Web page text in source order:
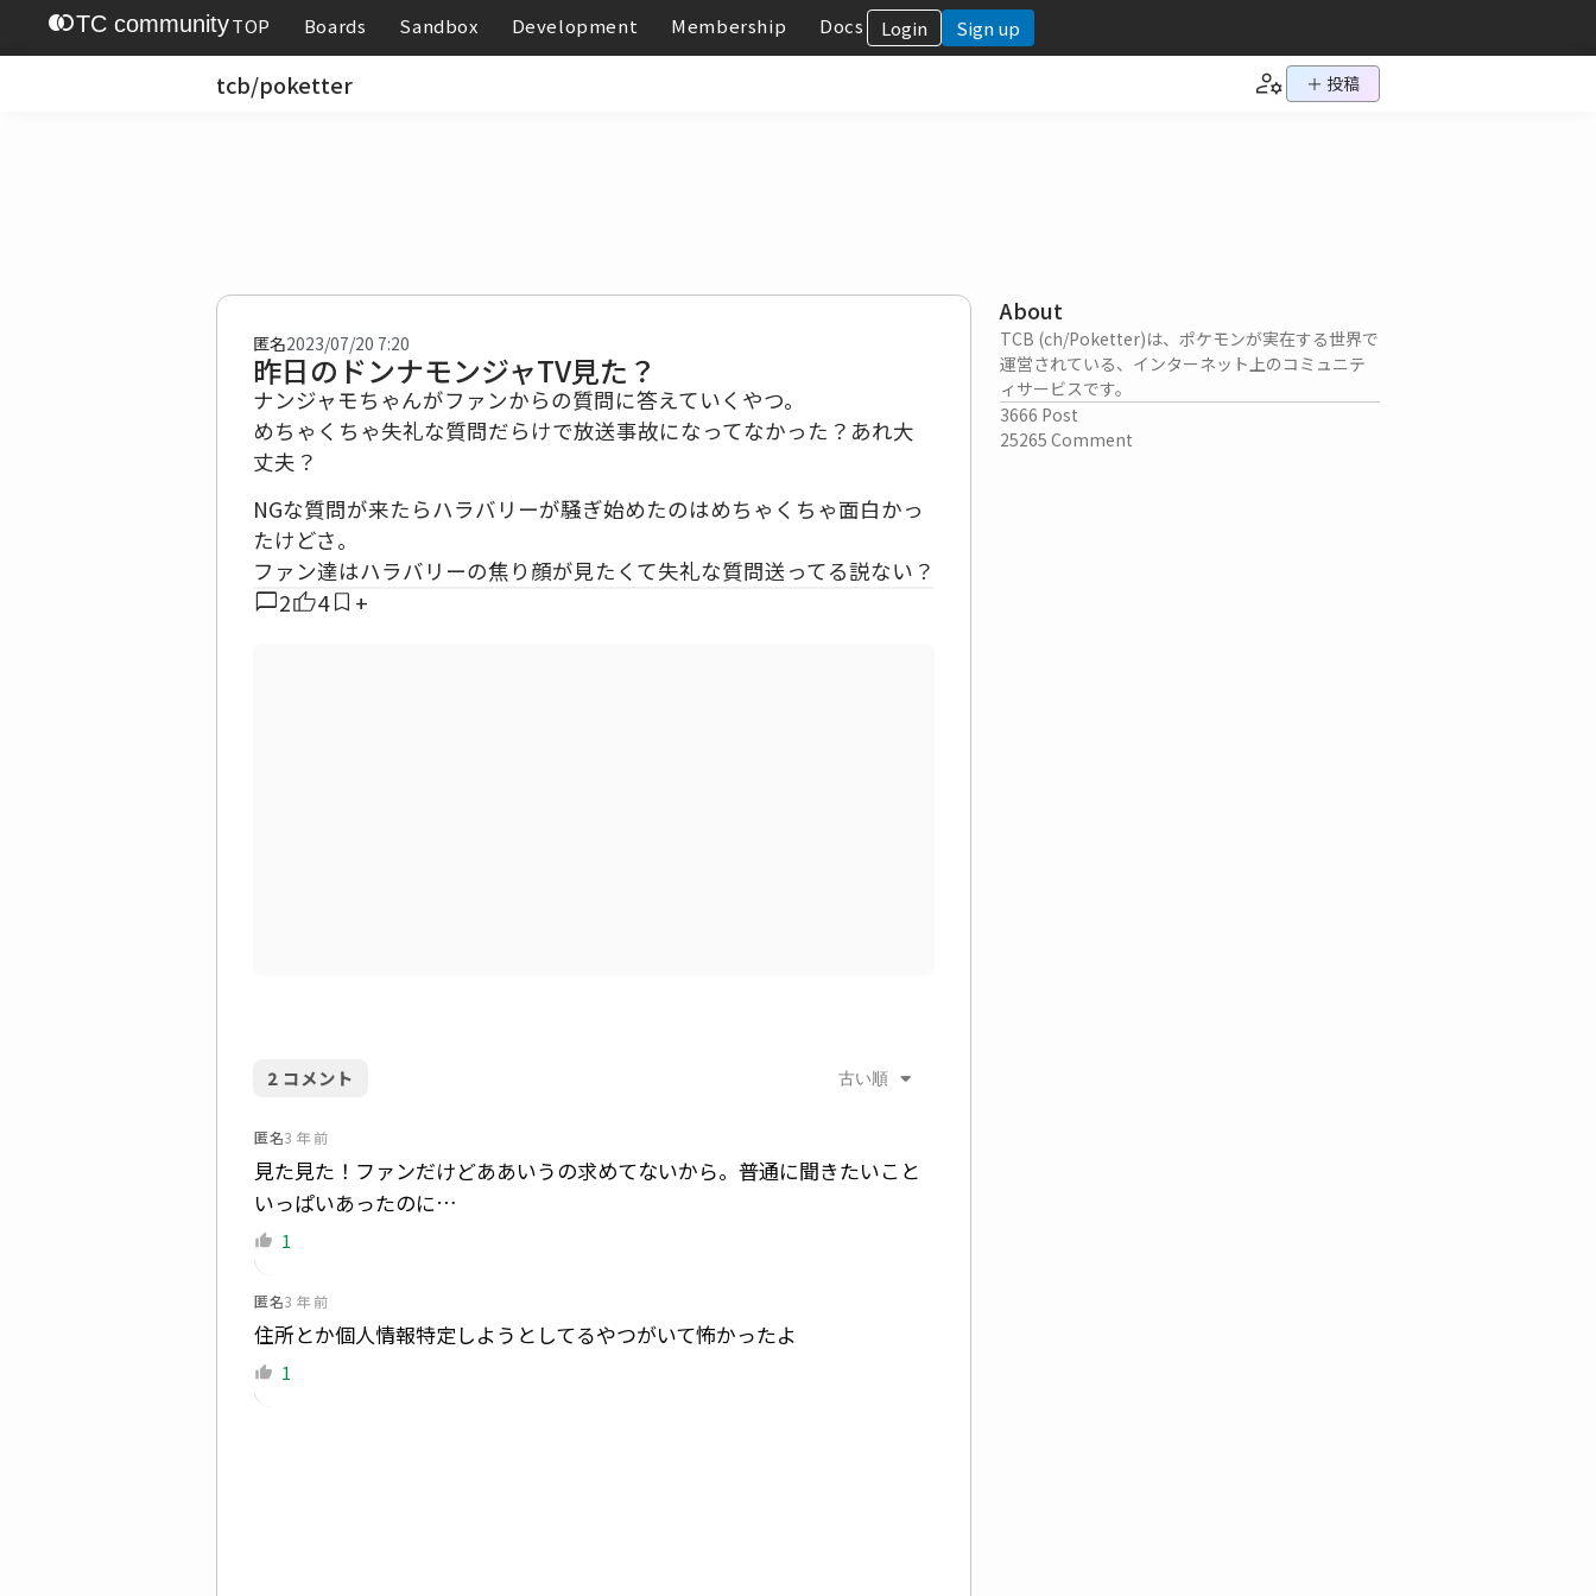
join_leftTC communityTOP Boards Sandbox Development Membership Docs Login Sign up
tcb/poketter ＋ 投稿
匿名2023/07/20 7:20
昨日のドンナモンジャTV見た？
ナンジャモちゃんがファンからの質問に答えていくやつ。
めちゃくちゃ失礼な質問だらけで放送事故になってなかった？あれ大
丈夫？
NGな質問が来たらハラバリーが騒ぎ始めたのはめちゃくちゃ面白かっ
たけどさ。
ファン達はハラバリーの焦り顔が見たくて失礼な質問送ってる説ない？
chat_bubble2 4 +
2 コメント 古い順
匿名3 年 前
見た見た！ファンだけどああいうの求めてないから。普通に聞きたいこと
いっぱいあったのに…
1
匿名3 年 前
住所とか個人情報特定しようとしてるやつがいて怖かったよ
1
About
TCB (ch/Poketter)は、ポケモンが実在する世界で
運営されている、インターネット上のコミュニテ
ィサービスです。
3666 Post
25265 Comment